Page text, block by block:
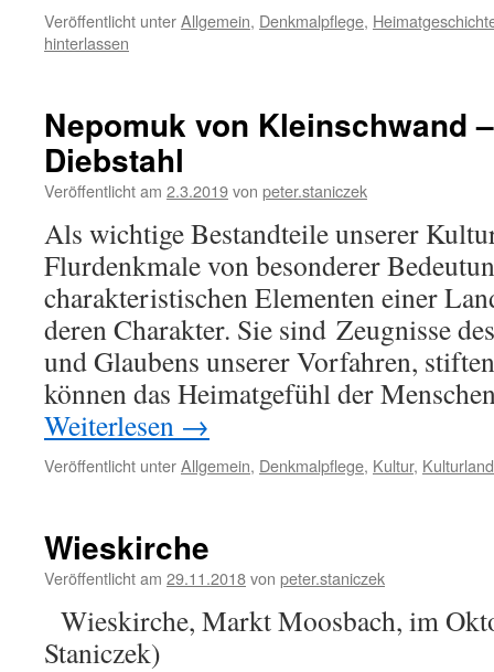
Veröffentlicht unterAllgemein, Denkmalpflege,
hinterlassen
Nepomuk von Kleinschwand
Diebstahl
Veröffentlicht am 2.3.2019von peter.staniczek
Als wichtige Bestandteile unserer
Flurdenkmale von besonderer
charakteristischen Elementen einer
deren Charakter. Sie sind Zeugnisse
und Glaubens unserer Vorfahren,
können das Heimatgefühl der
Weiterlesen →
Veröffentlicht unterAllgemein, Denkmalpflege, Kultur,
Wieskirche
Veröffentlicht am 29.11.2018von peter.staniczek
Wieskirche, Markt Moosbach, im
Staniczek)